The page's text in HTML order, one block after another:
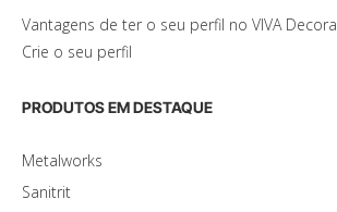
Vantagens de ter o seu perfil no VIVA Decora
Crie o seu perfil
PRODUTOS EM DESTAQUE
Metalworks
Sanitrit